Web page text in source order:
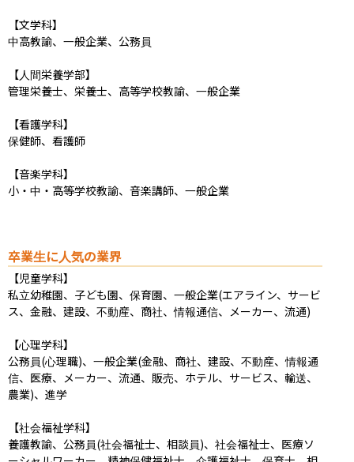
【文学科】
中高教諭、一般企業、公務員
【人間栄養学部】
管理栄養士、栄養士、高等学校教諭、一般企業
【看護学科】
保健師、看護師
【音楽学科】
小・中・高等学校教諭、音楽講師、一般企業
卒業生に人気の業界
【児童学科】
私立幼稚園、子ども園、保育園、一般企業(エアライン、サービ
ス、金融、建設、不動産、商社、情報通信、メーカー、流通)
【心理学科】
公務員(心理職)、一般企業(金融、商社、建設、不動産、情報通
信、医療、メーカー、流通、販売、ホテル、サービス、輸送、
農業)、進学
【社会福祉学科】
養護教諭、公務員(社会福祉士、相談員)、社会福祉士、医療ソ